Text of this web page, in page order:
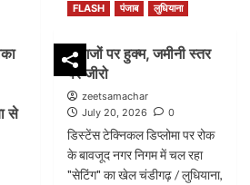
से
FLASH पंजाब लुधियाना
कागजों पर हुक्म, जमीनी स्तर
पर जीरो
zeetsamachar
July 20, 2026
0
डिस्टेंस टेक्निकल डिप्लोमा पर रोक
के बावजूद नगर निगम में चल रहा
"सेटिंग" का खेल चंडीगढ़ / लुधियाना,